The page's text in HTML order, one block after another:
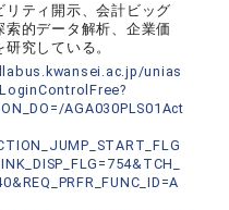
リティ開示、会計ビッグ
索的データ解析、企業価
究している。
unias
AGA030PLS01Act